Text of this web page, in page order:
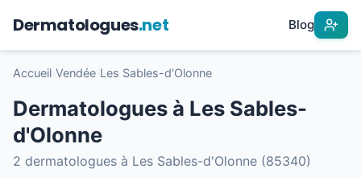
Dermatologues.net Blog
Accueil Vendée Les Sables-d'Olonne
Dermatologues à Les Sables-
d'Olonne
2 dermatologues à Les Sables-d'Olonne (85340)